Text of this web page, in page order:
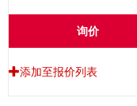
询价
添加至报价列表